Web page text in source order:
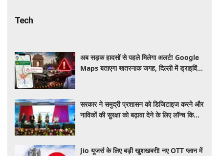
Tech
अब सड़क हादसों से पहले मिलेगा अलर्ट! Google
Maps बताएगा खतरनाक जगह, दिल्ली में ड्राइविंग
सरकार ने समुद्री प्रशासन को डिजिटाइज करने और
नाविकों की सुरक्षा को बढ़ावा देने के लिए लॉन्च किया
Jio यूजर्स के लिए बड़ी खुशखबरी! नए OTT प्लान में